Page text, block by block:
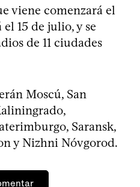
viene comenzará el
15 de julio, y se
de 11 ciudades
Moscú, San
Saransk,
y Nizhni Nóvgorod.